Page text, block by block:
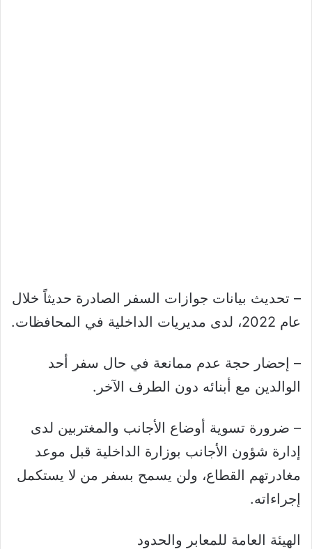
– تحديث بيانات جوازات السفر الصادرة حديثاً خلال
عام 2022، لدى مديريات الداخلية في المحافظات.
– إحضار حجة عدم ممانعة في حال سفر أحد
الوالدين مع أبنائه دون الطرف الآخر.
– ضرورة تسوية أوضاع الأجانب والمغتربين لدى
إدارة شؤون الأجانب بوزارة الداخلية قبل موعد
مغادرتهم القطاع، ولن يسمح بسفر من لا يستكمل
إجراءاته.
الهيئة العامة للمعابر والحدود